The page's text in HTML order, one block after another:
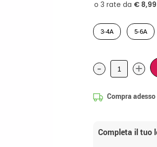
3-4A 5-6A
- +
Compra adesso
Completa il tuo